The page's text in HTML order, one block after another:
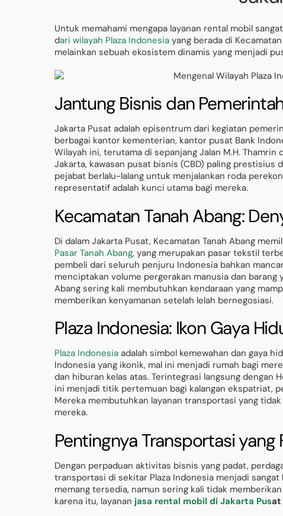
Untuk memahami mengapa layanan rental mobil
dari wilayah Plaza Indonesia yang berada di
melainkan sebuah ekosistem dinamis yang menjadi
Jantung Bisnis dan
Jakarta Pusat adalah episentrum dari kegiatan
berbagai kantor kementerian, kantor pusat Bank
Wilayah ini, terutama di sepanjang Jalan M.H. Thamrin
Jakarta, kawasan pusat bisnis (CBD) paling
pejabat berlalu-lalang untuk menjalankan roda
representatif adalah kunci utama bagi mereka.
Kecamatan Tanah Abang:
Di dalam Jakarta Pusat, Kecamatan Tanah Abang
Pasar Tanah Abang, yang merupakan pasar tekstil
pembeli dari seluruh penjuru Indonesia bahkan
menciptakan volume pergerakan manusia dan barang
Abang sering kali membutuhkan kendaraan yang
memberikan kenyamanan setelah lelah bernegosiasi.
Plaza Indonesia: Ikon Gaya
Plaza Indonesia adalah simbol kemewahan dan gaya
Indonesia yang ikonik, mal ini menjadi rumah bagi
dan hiburan kelas atas. Terintegrasi langsung dengan
ini menjadi titik pertemuan bagi kalangan ekspatriat,
Mereka membutuhkan layanan transportasi yang
mereka.
Pentingnya Transportasi yang
Dengan perpaduan aktivitas bisnis yang padat,
transportasi di sekitar Plaza Indonesia menjadi
memang tersedia, namun sering kali tidak
karena itu, layanan jasa rental mobil di Jakarta Pusat